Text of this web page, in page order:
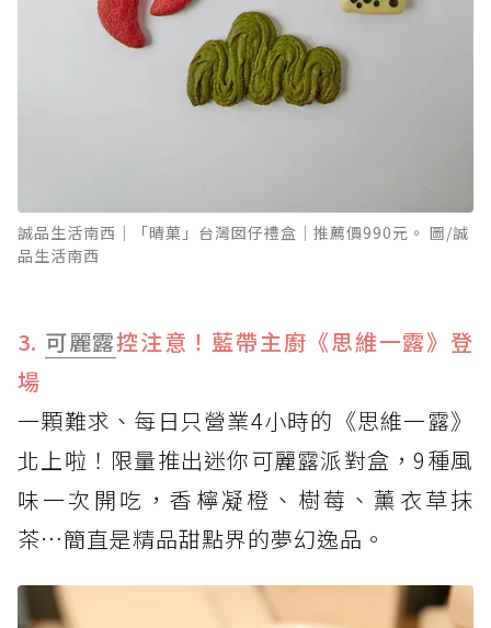
誠品生活南西│「晴菓」台灣囡仔禮盒│推薦價990元。 圖/誠
品生活南西
3. 可麗露控注意！藍帶主廚《思維一露》登
場
一顆難求、每日只營業4小時的《思維一露》
北上啦！限量推出迷你可麗露派對盒，9種風
味一次開吃，香檸凝橙、樹莓、薰衣草抹
茶…簡直是精品甜點界的夢幻逸品。